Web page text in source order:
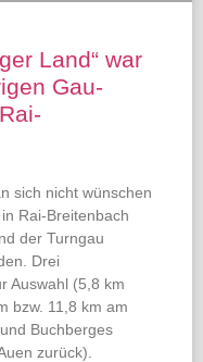
Land“ war
Gau-
sich nicht wünschen
Rai-Breitenbach
der Turngau
Drei
Auswahl (5,8 km
bzw. 11,8 km am
Buchberges
zurück).